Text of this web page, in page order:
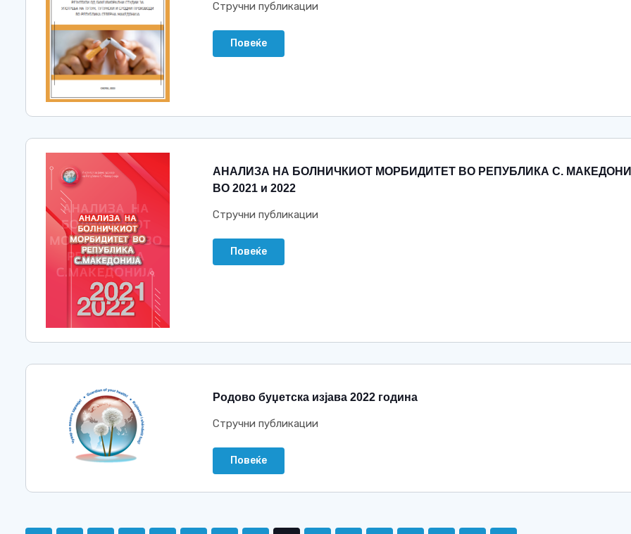
Стручни публикации
Повеќе
АНАЛИЗА НА БОЛНИЧКИОТ МОРБИДИТЕТ ВО РЕПУБЛИКА С.
ВО 2021 и 2022
Стручни публикации
Повеќе
Родово буџетска изјава 2022 година
Стручни публикации
Повеќе